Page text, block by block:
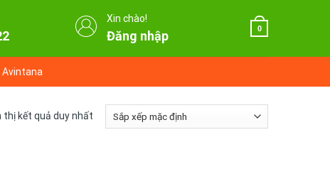
Xin chào!
Đăng nhập
0
Avintana
thị kết quả duy nhất